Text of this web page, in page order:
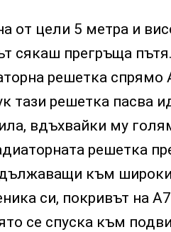
от цели 5 метра и
сякаш прегръща
решетка
тази решетка пасва
вдъхвайки му
решетка
към
си, покривът на
се спуска към